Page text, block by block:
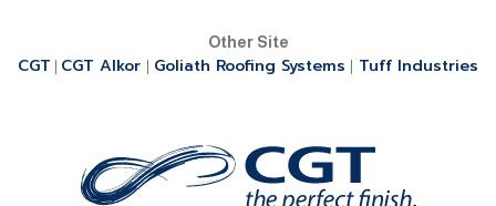
Other Site
CGT CGT Alkor Goliath Roofing Systems Tuff Industries